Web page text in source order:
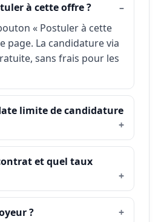
à cette offre ?
« Postuler à cette
page. La candidature via
sans frais pour les
limite de candidature
et quel taux
?